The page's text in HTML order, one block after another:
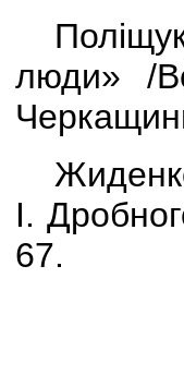
люди» /
І.
67.